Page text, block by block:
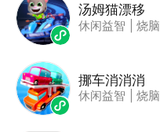
汤姆猫漂移
休闲益智 烧脑
挪车消消消
休闲益智 烧脑